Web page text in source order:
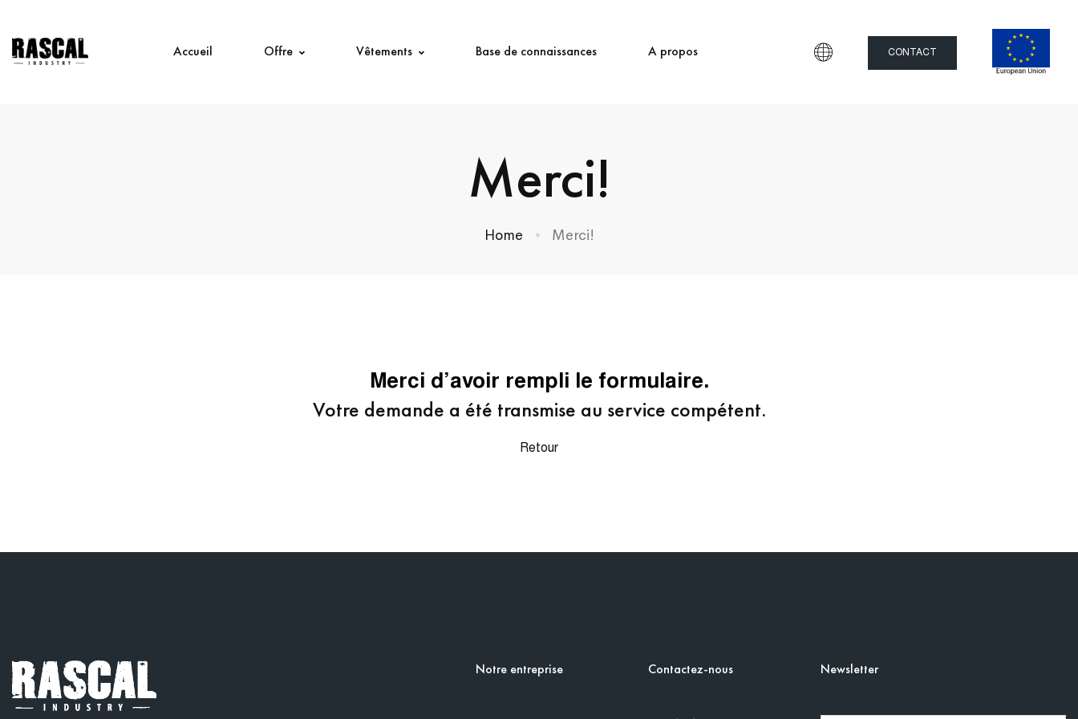
Accueil Offre Vêtements Base de connaissances A propos CONTACT
Merci!
Home Merci!
Merci d’avoir rempli le formulaire.
Votre demande a été transmise au service compétent.
Retour
Notre entreprise Contactez-nous Newsletter